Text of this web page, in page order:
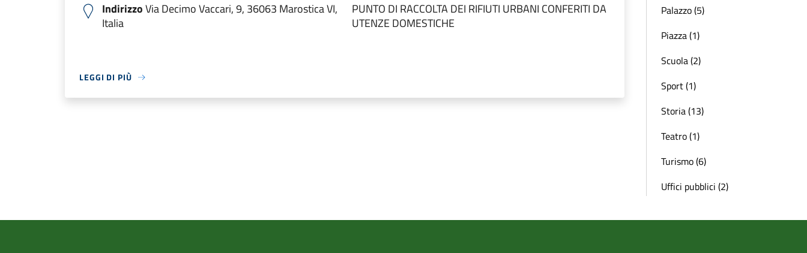
IndirizzoVia Decimo Vaccari, 9, 36063 Marostica VI,
Italia
PUNTO DI RACCOLTA DEI RIFIUTI URBANI CONFERITI DA
UTENZE DOMESTICHE
LEGGI DI PIÙ
Palazzo (5)
Piazza (1)
Scuola (2)
Sport (1)
Storia (13)
Teatro (1)
Turismo (6)
Uffici pubblici (2)